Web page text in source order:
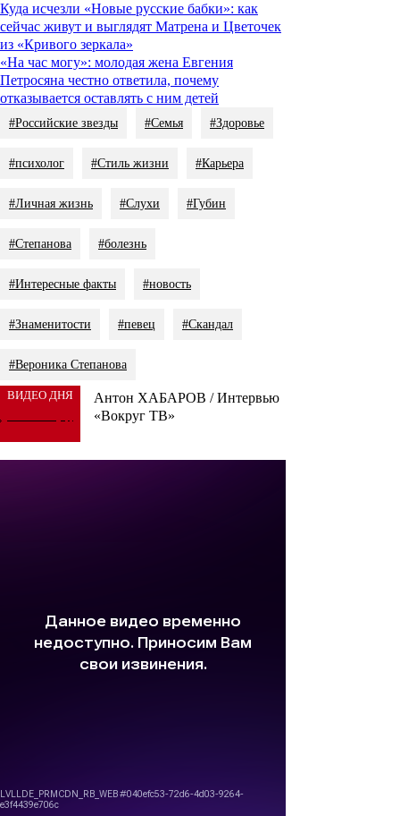
Куда исчезли «Новые русские бабки»: как
сейчас живут и выглядят Матрена и Цветочек
из «Кривого зеркала»
«На час могу»: молодая жена Евгения
Петросяна честно ответила, почему
отказывается оставлять с ним детей
#Российские звезды #Семья #Здоровье
#психолог #Стиль жизни #Карьера
#Личная жизнь #Слухи #Губин
#Степанова #болезнь
#Интересные факты #новость
#Знаменитости #певец #Скандал
#Вероника Степанова
ВИДЕО ДНЯ
Антон ХАБАРОВ / Интервью
«Вокруг ТВ»